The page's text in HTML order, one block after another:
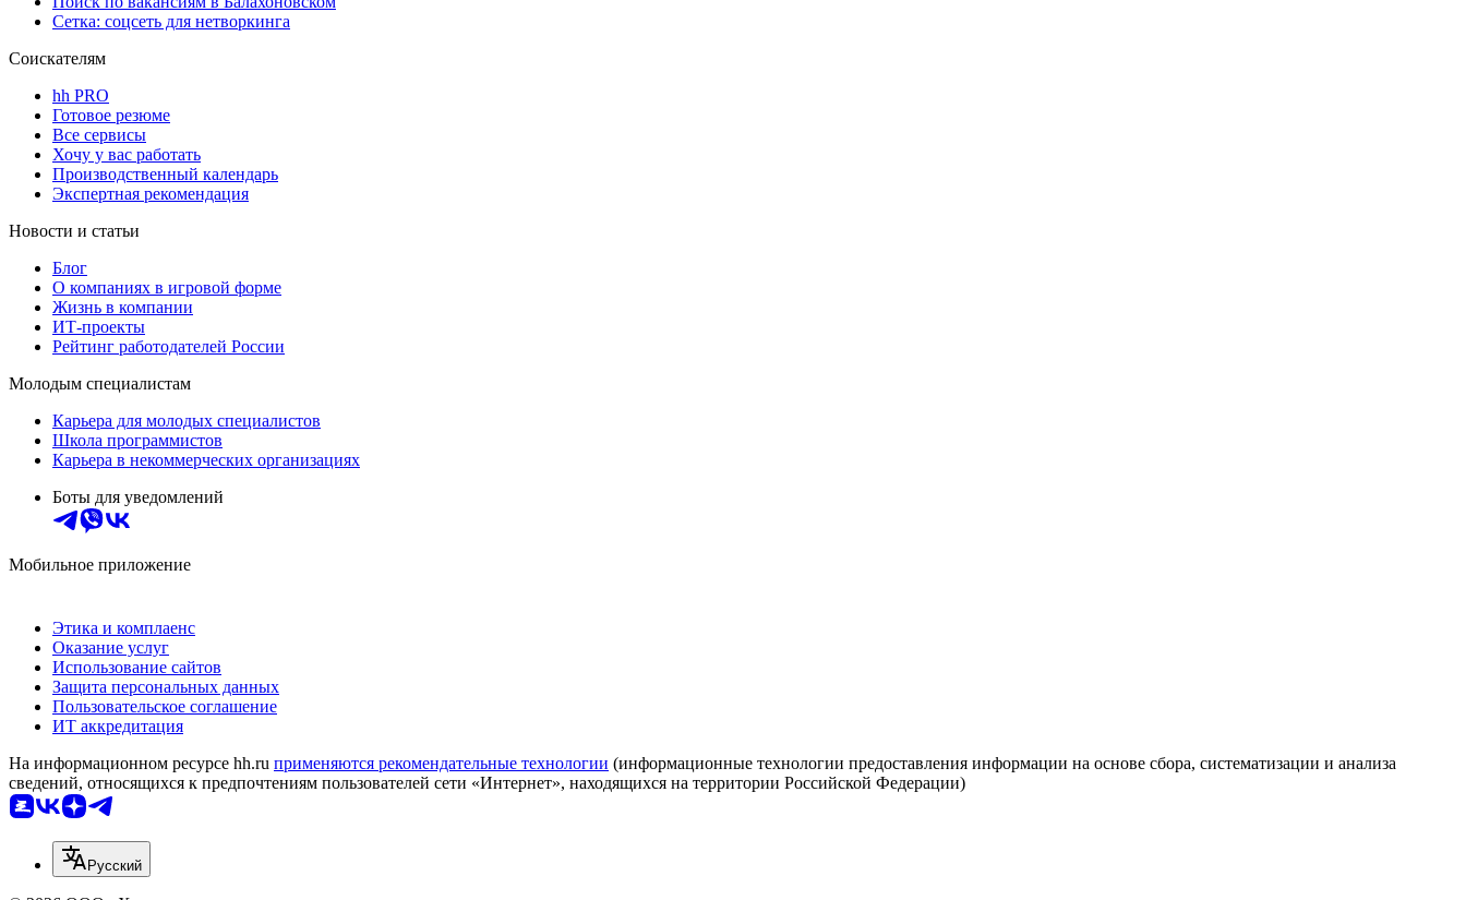
Сетка: соцсеть для нетворкинга
Соискателям
hh PRO
Готовое резюме
Все сервисы
Хочу у вас работать
Производственный календарь
Экспертная рекомендация
Новости и статьи
Блог
О компаниях в игровой форме
Жизнь в компании
ИТ-проекты
Рейтинг работодателей России
Молодым специалистам
Карьера для молодых специалистов
Школа программистов
Карьера в некоммерческих организациях
Боты для уведомлений
Мобильное приложение
Этика и комплаенс
Оказание услуг
Использование сайтов
Защита персональных данных
Пользовательское соглашение
ИТ аккредитация
На информационном ресурсе hh.ru применяются рекомендательные технологии (информационные технологии предоставления информации на основе сбора, систематизации и анализа
сведений, относящихся к предпочтениям пользователей сети «Интернет», находящихся на территории Российской Федерации)
Русский